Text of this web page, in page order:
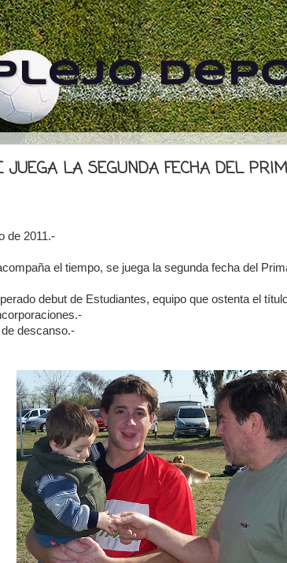
LA SEGUNDA FECHA DEL
de 2011.-
el tiempo, se juega la segunda fecha del
debut de Estudiantes, equipo que ostenta el
descanso.-